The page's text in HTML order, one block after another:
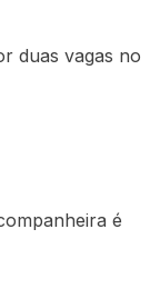
duas vagas no
é